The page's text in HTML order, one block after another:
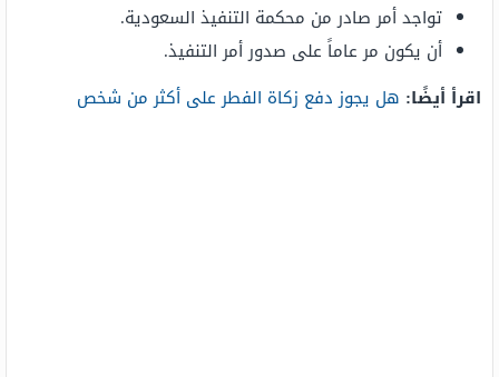
تواجد أمر صادر من محكمة التنفيذ السعودية.
أن يكون مر عاماً على صدور أمر التنفيذ.
اقرأ أيضًا: هل يجوز دفع زكاة الفطر على أكثر من شخص